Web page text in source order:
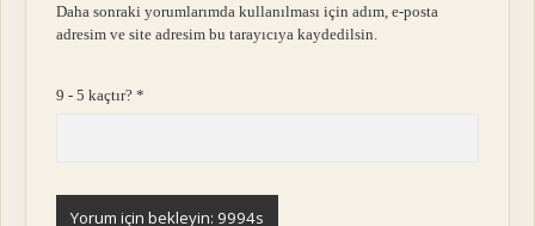
Daha sonraki yorumlarımda kullanılması için adım, e-posta
adresim ve site adresim bu tarayıcıya kaydedilsin.
9 - 5 kaçtır?*